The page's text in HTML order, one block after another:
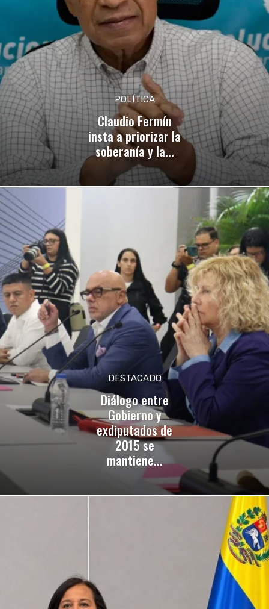
POLÍTICA
Claudio Fermín
insta a priorizar la
soberanía y la...
DESTACADO
Diálogo entre
Gobierno y
exdiputados de
2015 se
mantiene...